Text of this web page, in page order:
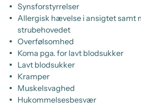
Synsforstyrrelser
Allergisk hævelse i ansigtet samt
strubehovedet
Overfølsomhed
Koma pga. for lavt blodsukker
Lavt blodsukker
Kramper
Muskelsvaghed
Hukommelsesbesvær